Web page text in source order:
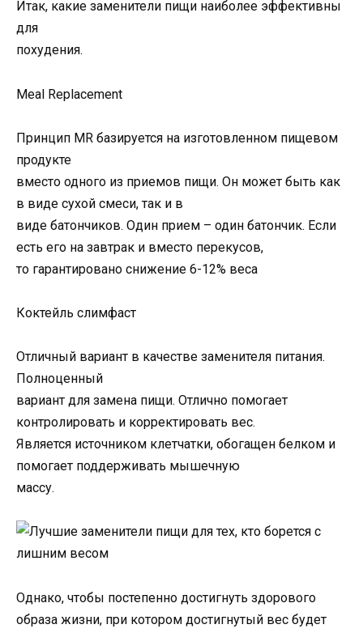
Итак, какие заменители пищи наиболее эффективны
для
похудения.
Meal Replacement
Принцип MR базируется на изготовленном пищевом
продукте
вместо одного из приемов пищи. Он может быть как
в виде сухой смеси, так и в
виде батончиков. Один прием – один батончик. Если
есть его на завтрак и вместо перекусов,
то гарантировано снижение 6-12% веса
Коктейль слимфаст
Отличный вариант в качестве заменителя питания.
Полноценный
вариант для замена пищи. Отлично помогает
контролировать и корректировать вес.
Является источником клетчатки, обогащен белком и
помогает поддерживать мышечную
массу.
Однако, чтобы постепенно достигнуть здорового
образа жизни, при котором достигнутый вес будет